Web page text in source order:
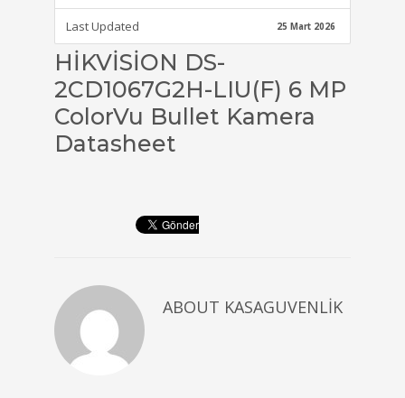
Last Updated 25 Mart 2026
HİKVİSİON DS-
2CD1067G2H-LIU(F) 6 MP
ColorVu Bullet Kamera
Datasheet
ABOUT KASAGUVENLIK